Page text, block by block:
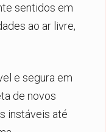
sentidos em
ao ar livre,
e segura em
de novos
instáveis até